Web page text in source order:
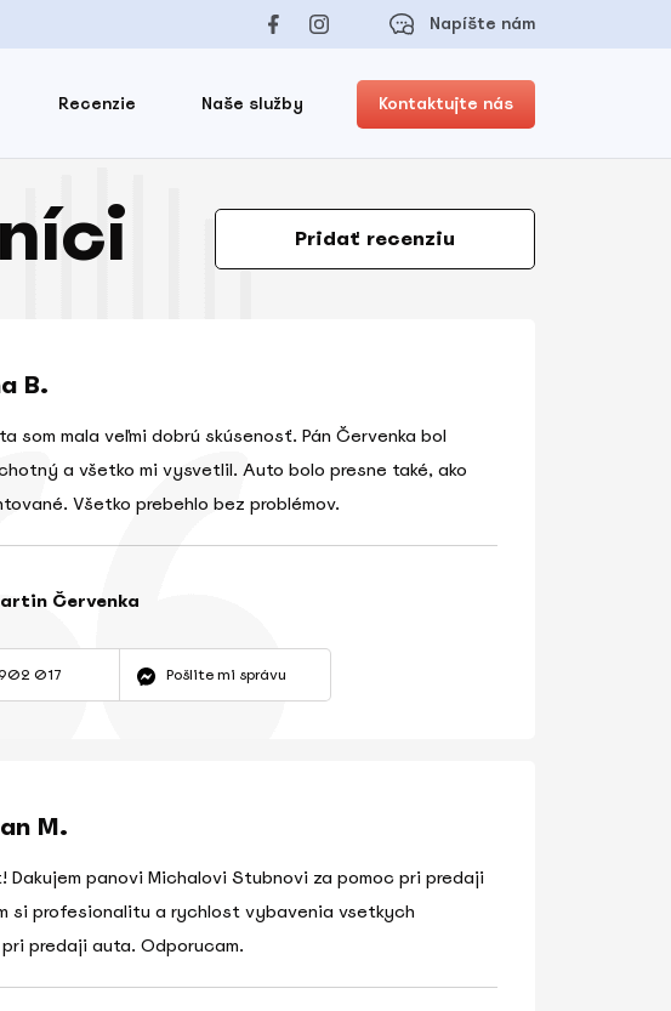
Napíšte nám
Recenzie Naše služby Kontaktujte nás
Pridať recenziu
B.
som mala veľmi dobrú skúsenosť. Pán Červenka bol
a všetko mi vysvetlil. Auto bolo presne také, ako
Všetko prebehlo bez problémov.
Červenka
017 Pošlite mi správu
M.
Dakujem panovi Michalovi Stubnovi za pomoc pri predaji
si profesionalitu a rychlost vybavenia vsetkych
predaji auta. Odporucam.